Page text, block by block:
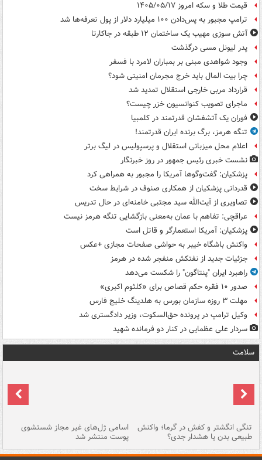
قیمت طلا و سکه امروز ۱۴۰۵/۰۵/۱۷
ترامپ مجبور به پس‌دادن ۱۰۰ میلیارد دلار از پول تعرفه‌ها شد
آتش سوزی مهیب یک ساختمان ۱۲ طبقه در جاکارتا
پدر لیونل مسی درگذشت
وجود شواهدی مبنی بر بمباران لامرد با فسفر
چرا بیت المال باید خرج مجرمان امنیتی شود؟
قرارداد مربی خارجی استقلال تمدید شد
ماجرای تصویب کنوانسیون خزر چیست؟
فوران یک آتشفشان قدرتمند در کلمبیا
تنگه هرمز، برگ برنده ایران قدرتمند!
اعلام محل میزبانی استقلال و پرسپولیس در لیگ برتر
نشست خبری رئیس جمهور در روز خبرنگار
پزشکیان: گفت‌وگوها آمریکا را مجبور به همراهی کرد
قدردانی پزشکیان از همکاری صنوف در شرایط سخت
تصاویری از آیت‌الله سید مجتبی خامنه‌ای در حال تدریس
عراقچی: تفاهم با عمان به‌معنی بازگشایی تنگه هرمز نیست
پزشکیان: آمریکا استعمارگر و قاتل است
واکنش باشگاه خیبر به حواشی صفحات مجازی +عکس
جزئیات جدید از نفتکش منفجر شده در هرمز
راهبرد ایران "پنتاگون" را شکست می‌دهد
صدور ۱۰ فقره حکم قصاص برای «کلثوم اکبری»
مهلت ۳ روزه سازمان بورس به هلدینگ خلیج فارس
وکیل ترامپ در پرونده حق‌السکوت، وزیر دادگستری شد
سردار علی عظمایی در کنار دو فرمانده شهید
سلامت
تنگی انگشتر و کفش در گرما؛ واکنش
طبیعی بدن یا هشدار جدی؟
اسامی ژل‌های غیر مجاز شستشوی
پوست منتشر شد